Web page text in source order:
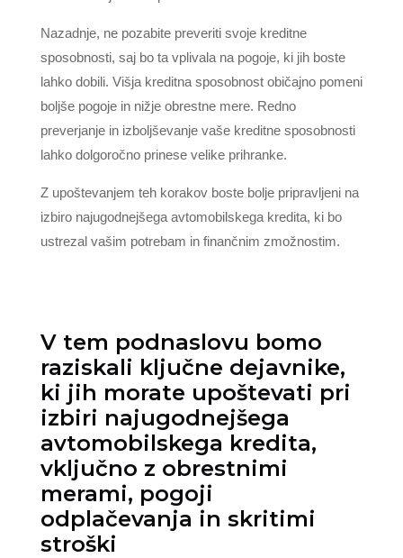
Nazadnje, ne pozabite preveriti svoje kreditne
sposobnosti, saj bo ta vplivala na pogoje, ki jih boste
lahko dobili. Višja kreditna sposobnost običajno pomeni
boljše pogoje in nižje obrestne mere. Redno
preverjanje in izboljševanje vaše kreditne sposobnosti
lahko dolgoročno prinese velike prihranke.
Z upoštevanjem teh korakov boste bolje pripravljeni na
izbiro najugodnejšega avtomobilskega kredita, ki bo
ustrezal vašim potrebam in finančnim zmožnostim.
V tem podnaslovu bomo
raziskali ključne dejavnike,
ki jih morate upoštevati pri
izbiri najugodnejšega
avtomobilskega kredita,
vključno z obrestnimi
merami, pogoji
odplačevanja in skritimi
stroški